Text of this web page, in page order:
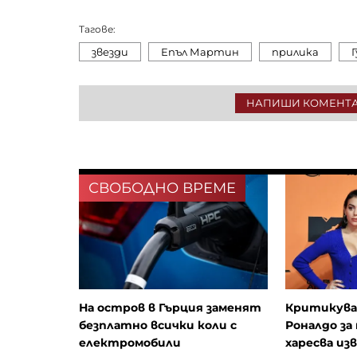
Тагове:
звезди Епъл Мартин прилика
НАПИШИ
СВОБОДНО ВРЕМЕ
На остров в Гърция заменят
безплатно всички коли с
електромобили
Роналдо
харесва